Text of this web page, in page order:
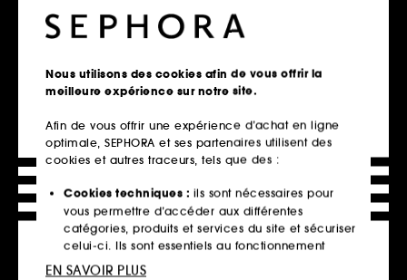
183,00€
183,00€ / 100ml
À partir de
314,00€
Nous utilisons des cookies afin de vous offrir la
meilleure expérience sur notre site.
Afin de vous offrir une expérience d’achat en ligne
optimale, SEPHORA et ses partenaires utilisent des
cookies et autres traceurs, tels que des :
Cookies techniques : ils sont nécessaires pour
vous permettre d’accéder aux différentes
catégories, produits et services du site et sécuriser
celui-ci. Ils sont essentiels au fonctionnement
technique du site et ne peuvent être désactivés.
EN SAVOIR PLUS